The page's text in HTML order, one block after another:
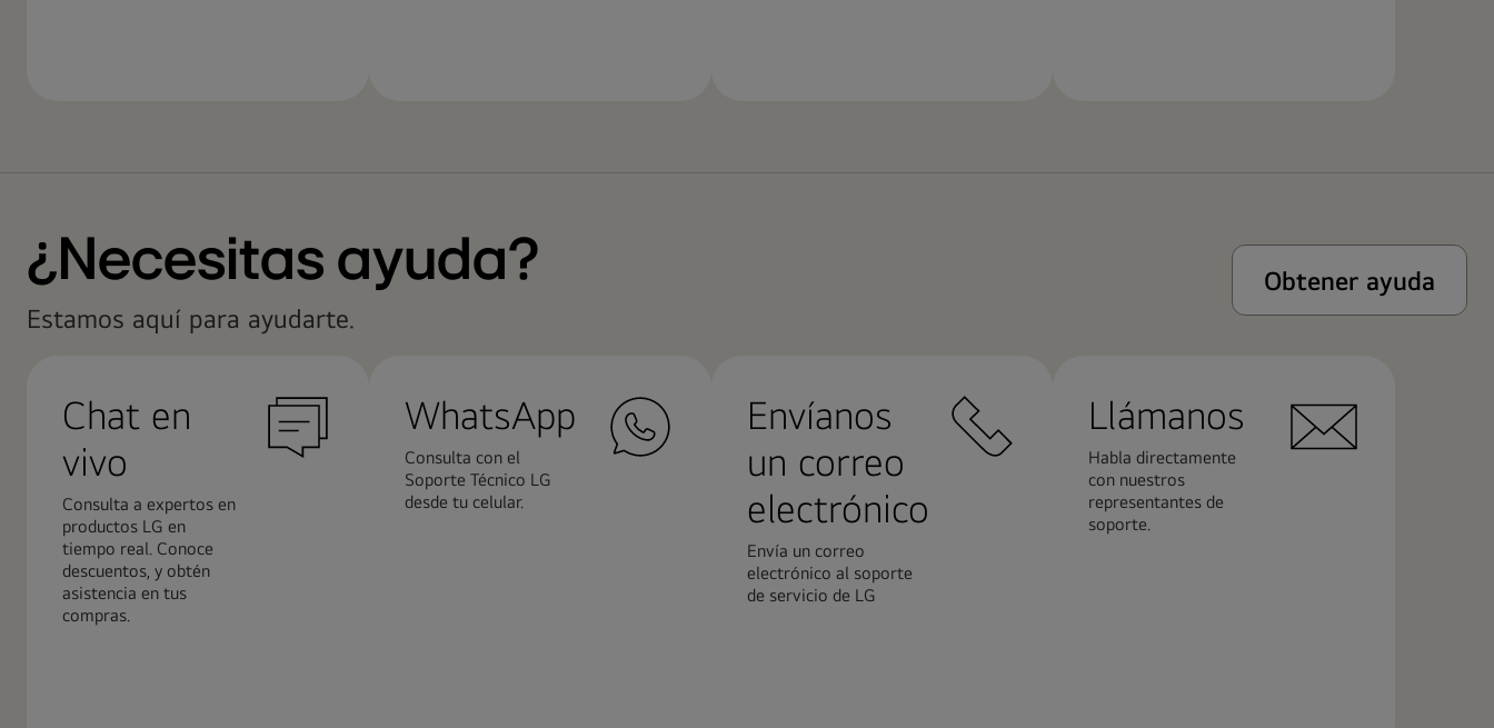
¿Necesitas ayuda?
Estamos aquí para ayudarte.
Obtener ayuda
Chat en
vivo
Consulta a expertos en
productos LG en
tiempo real. Conoce
descuentos, y obtén
asistencia en tus
compras.
WhatsApp
Consulta con el
Soporte Técnico LG
desde tu celular.
Envíanos
un correo
electrónico
Envía un correo
electrónico al soporte
de servicio de LG
Llámanos
Habla directamente
con nuestros
representantes de
soporte.